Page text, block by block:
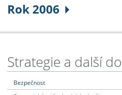
Rok 2006
Strategie a další
Bezpečnost